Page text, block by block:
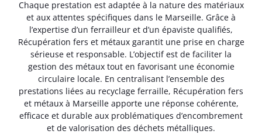
Chaque prestation est adaptée à la nature des matériaux
et aux attentes spécifiques dans le Marseille. Grâce à
l’expertise d’un ferrailleur et d’un épaviste qualifiés,
Récupération fers et métaux garantit une prise en charge
sérieuse et responsable. L’objectif est de faciliter la
gestion des métaux tout en favorisant une économie
circulaire locale. En centralisant l’ensemble des
prestations liées au recyclage ferraille, Récupération fers
et métaux à Marseille apporte une réponse cohérente,
efficace et durable aux problématiques d’encombrement
et de valorisation des déchets métalliques.